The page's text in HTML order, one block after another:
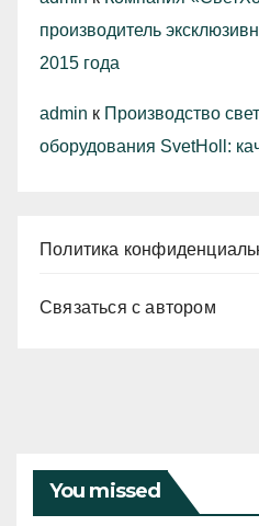
производитель
2015 года
admin к Производство
оборудования SvetHoll:
Политика
Связаться с автором
You missed